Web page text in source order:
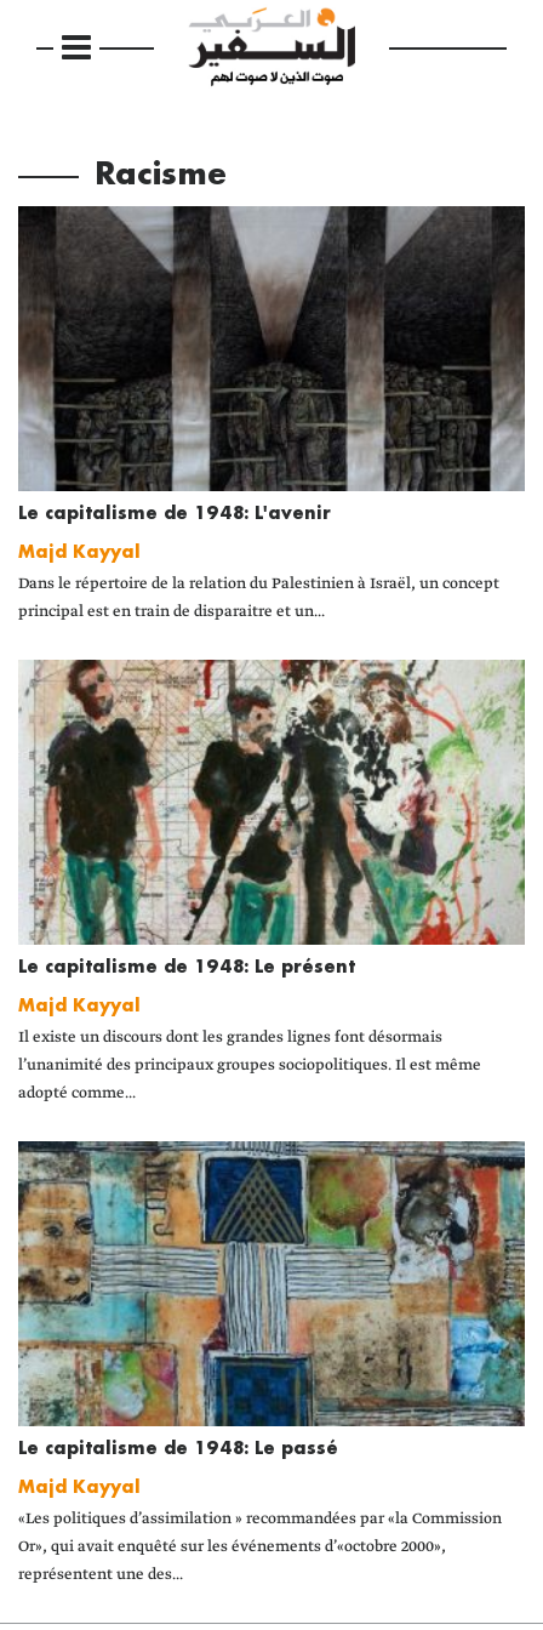
Racisme
Le capitalisme de 1948: L'avenir
Majd Kayyal
Dans le répertoire de la relation du Palestinien à Israël, un concept
principal est en train de disparaitre et un...
Le capitalisme de 1948: Le présent
Majd Kayyal
Il existe un discours dont les grandes lignes font désormais
l’unanimité des principaux groupes sociopolitiques. Il est même
adopté comme...
Le capitalisme de 1948: Le passé
Majd Kayyal
«Les politiques d’assimilation » recommandées par «la Commission
Or», qui avait enquêté sur les événements d’«octobre 2000»,
représentent une des...